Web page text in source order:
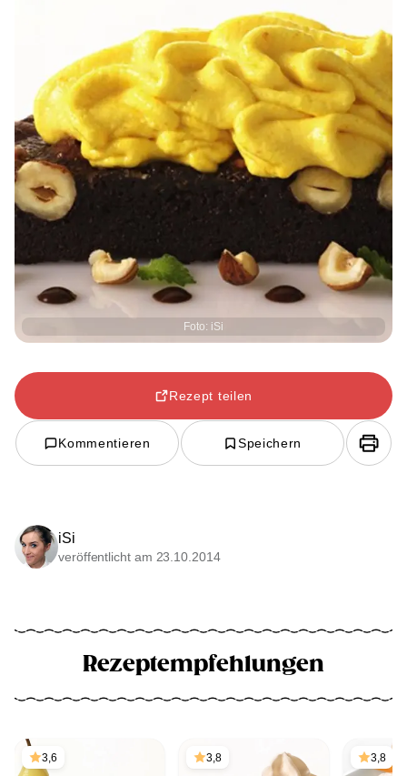
Foto: iSi
Rezept teilen
Kommentieren Speichern
iSi
veröffentlicht am 23.10.2014
Rezeptempfehlungen
3,6 3,8 3,8